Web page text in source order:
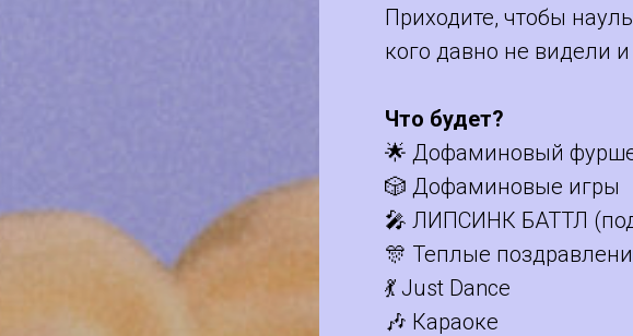
Приходите, чтобы
кого давно не видели
Что будет?
🌟 Дофаминовый
🎲 Дофаминовые игры
🎤 ЛИПСИНК БАТТЛ
🎊 Теплые
💃 Just Dance
🎶 Караоке